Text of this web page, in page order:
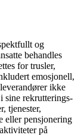
og
behandles
for trusler,
emosjonell,
ikke
sine rekrutterings-
tjenester,
eller pensjonering
på